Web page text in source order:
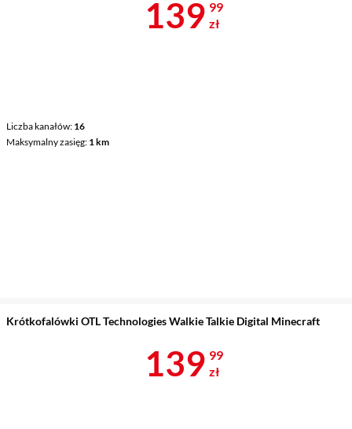
Liczba kanałów 16
Maksymalny zasięg 1 km
Cena 139,99
139 99
zł
Krótkofalówki OTL Technologies Walkie Talkie Digital Minecraft
Cena 139,99
139 99
zł